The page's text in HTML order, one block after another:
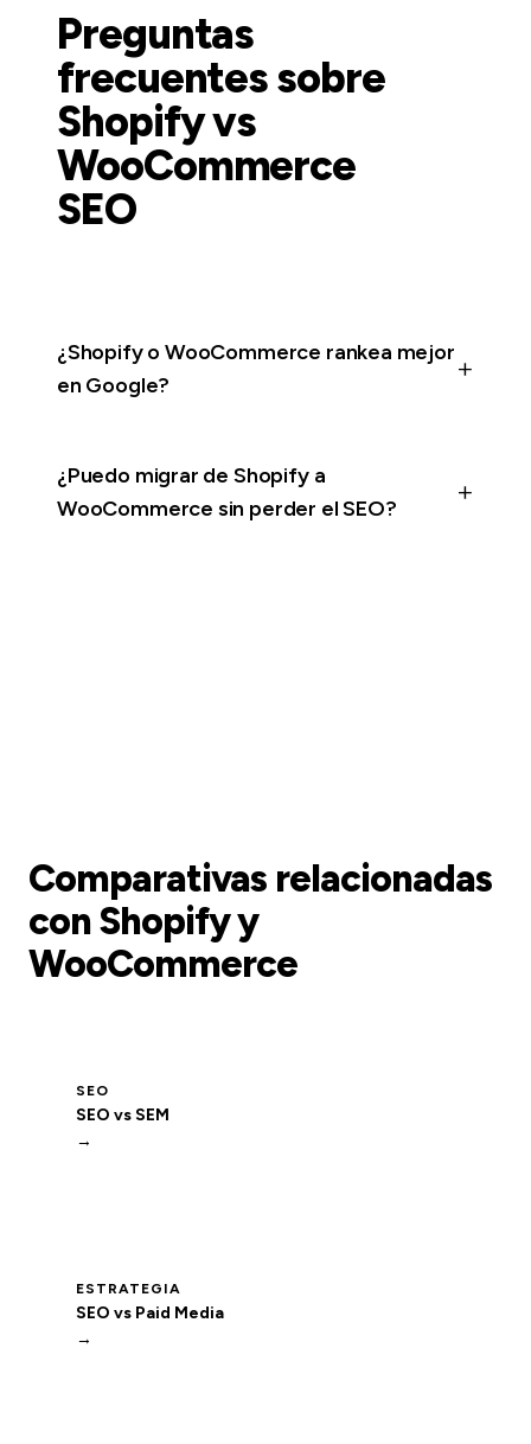
Preguntas
frecuentes sobre
Shopify vs
WooCommerce
SEO
¿Shopify o WooCommerce rankea mejor
en Google?
¿Puedo migrar de Shopify a
WooCommerce sin perder el SEO?
Comparativas relacionadas
con Shopify y
WooCommerce
SEO
SEO vs SEM
→
ESTRATEGIA
SEO vs Paid Media
→